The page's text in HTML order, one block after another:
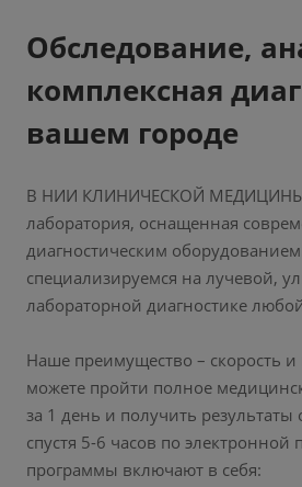
Обследование,
комплексная
вашем городе
В НИИ КЛИНИЧЕСКОЙ МЕДИЦИНЫ
лаборатория, оснащенная
диагностическим
специализируемся на лучевой,
лабораторной диагностике
Наше преимущество – скорость и
можете пройти полное
за 1 день и получить
спустя 5-6 часов по
программы включают в себя: